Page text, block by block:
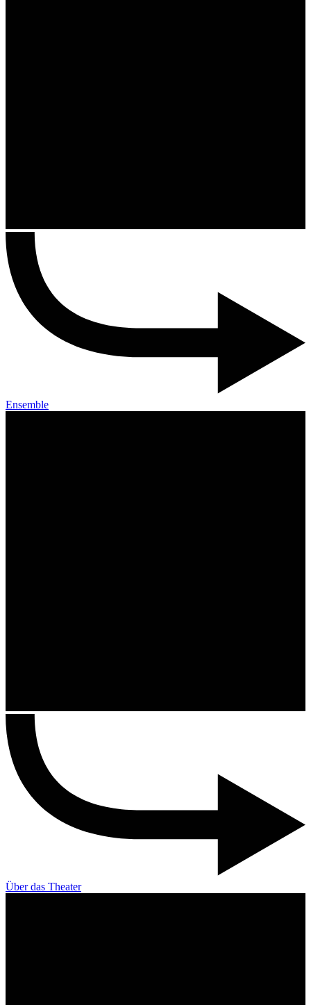
Ensemble
Über das Theater